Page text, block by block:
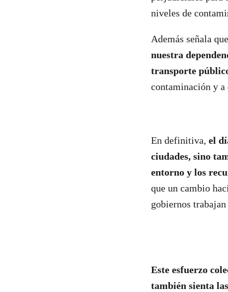
niveles de
Además señala
nuestra
transporte
contaminación y a
En definitiva, el
ciudades, sino
entorno y los
que un cambio
gobiernos
Este esfuerzo
también sienta